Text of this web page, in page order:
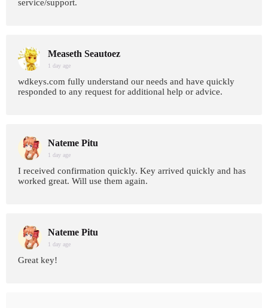
service/support.
Measeth Seautoez
1 day age
wdkeys.com fully understand our needs and have quickly
responded to any request for additional help or advice.
Nateme Pitu
1 day age
I received confirmation quickly. Key arrived quickly and has
worked great. Will use them again.
Nateme Pitu
1 day age
Great key!